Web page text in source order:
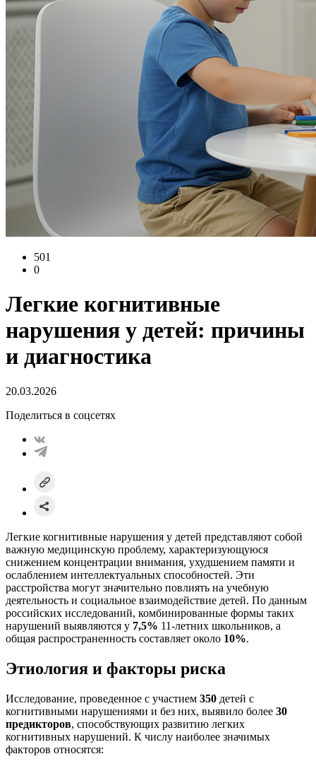
501
0
Легкие когнитивные
нарушения у детей: причины
и диагностика
20.03.2026
Поделиться в соцсетях
Легкие когнитивные нарушения у детей представляют собой
важную медицинскую проблему, характеризующуюся
снижением концентрации внимания, ухудшением памяти и
ослаблением интеллектуальных способностей. Эти
расстройства могут значительно повлиять на учебную
деятельность и социальное взаимодействие детей. По данным
российских исследований, комбинированные формы таких
нарушений выявляются у 7,5% 11-летних школьников, а
общая распространенность составляет около 10%.
Этиология и факторы риска
Исследование, проведенное с участием 350 детей с
когнитивными нарушениями и без них, выявило более 30
предикторов, способствующих развитию легких
когнитивных нарушений. К числу наиболее значимых
факторов относятся: